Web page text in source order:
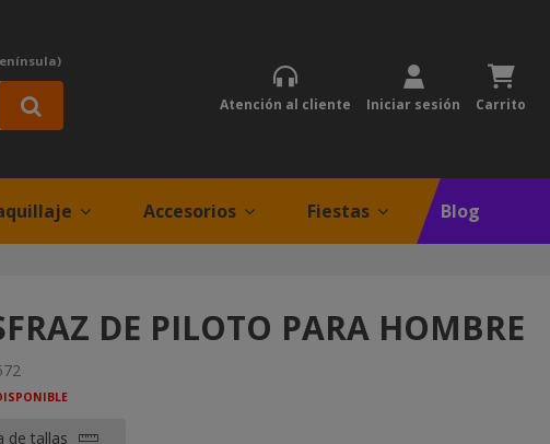
Atención al cliente Iniciar sesión Carrito
Accesorios Fiestas Blog
DE PILOTO PARA HOMBRE
de tallas